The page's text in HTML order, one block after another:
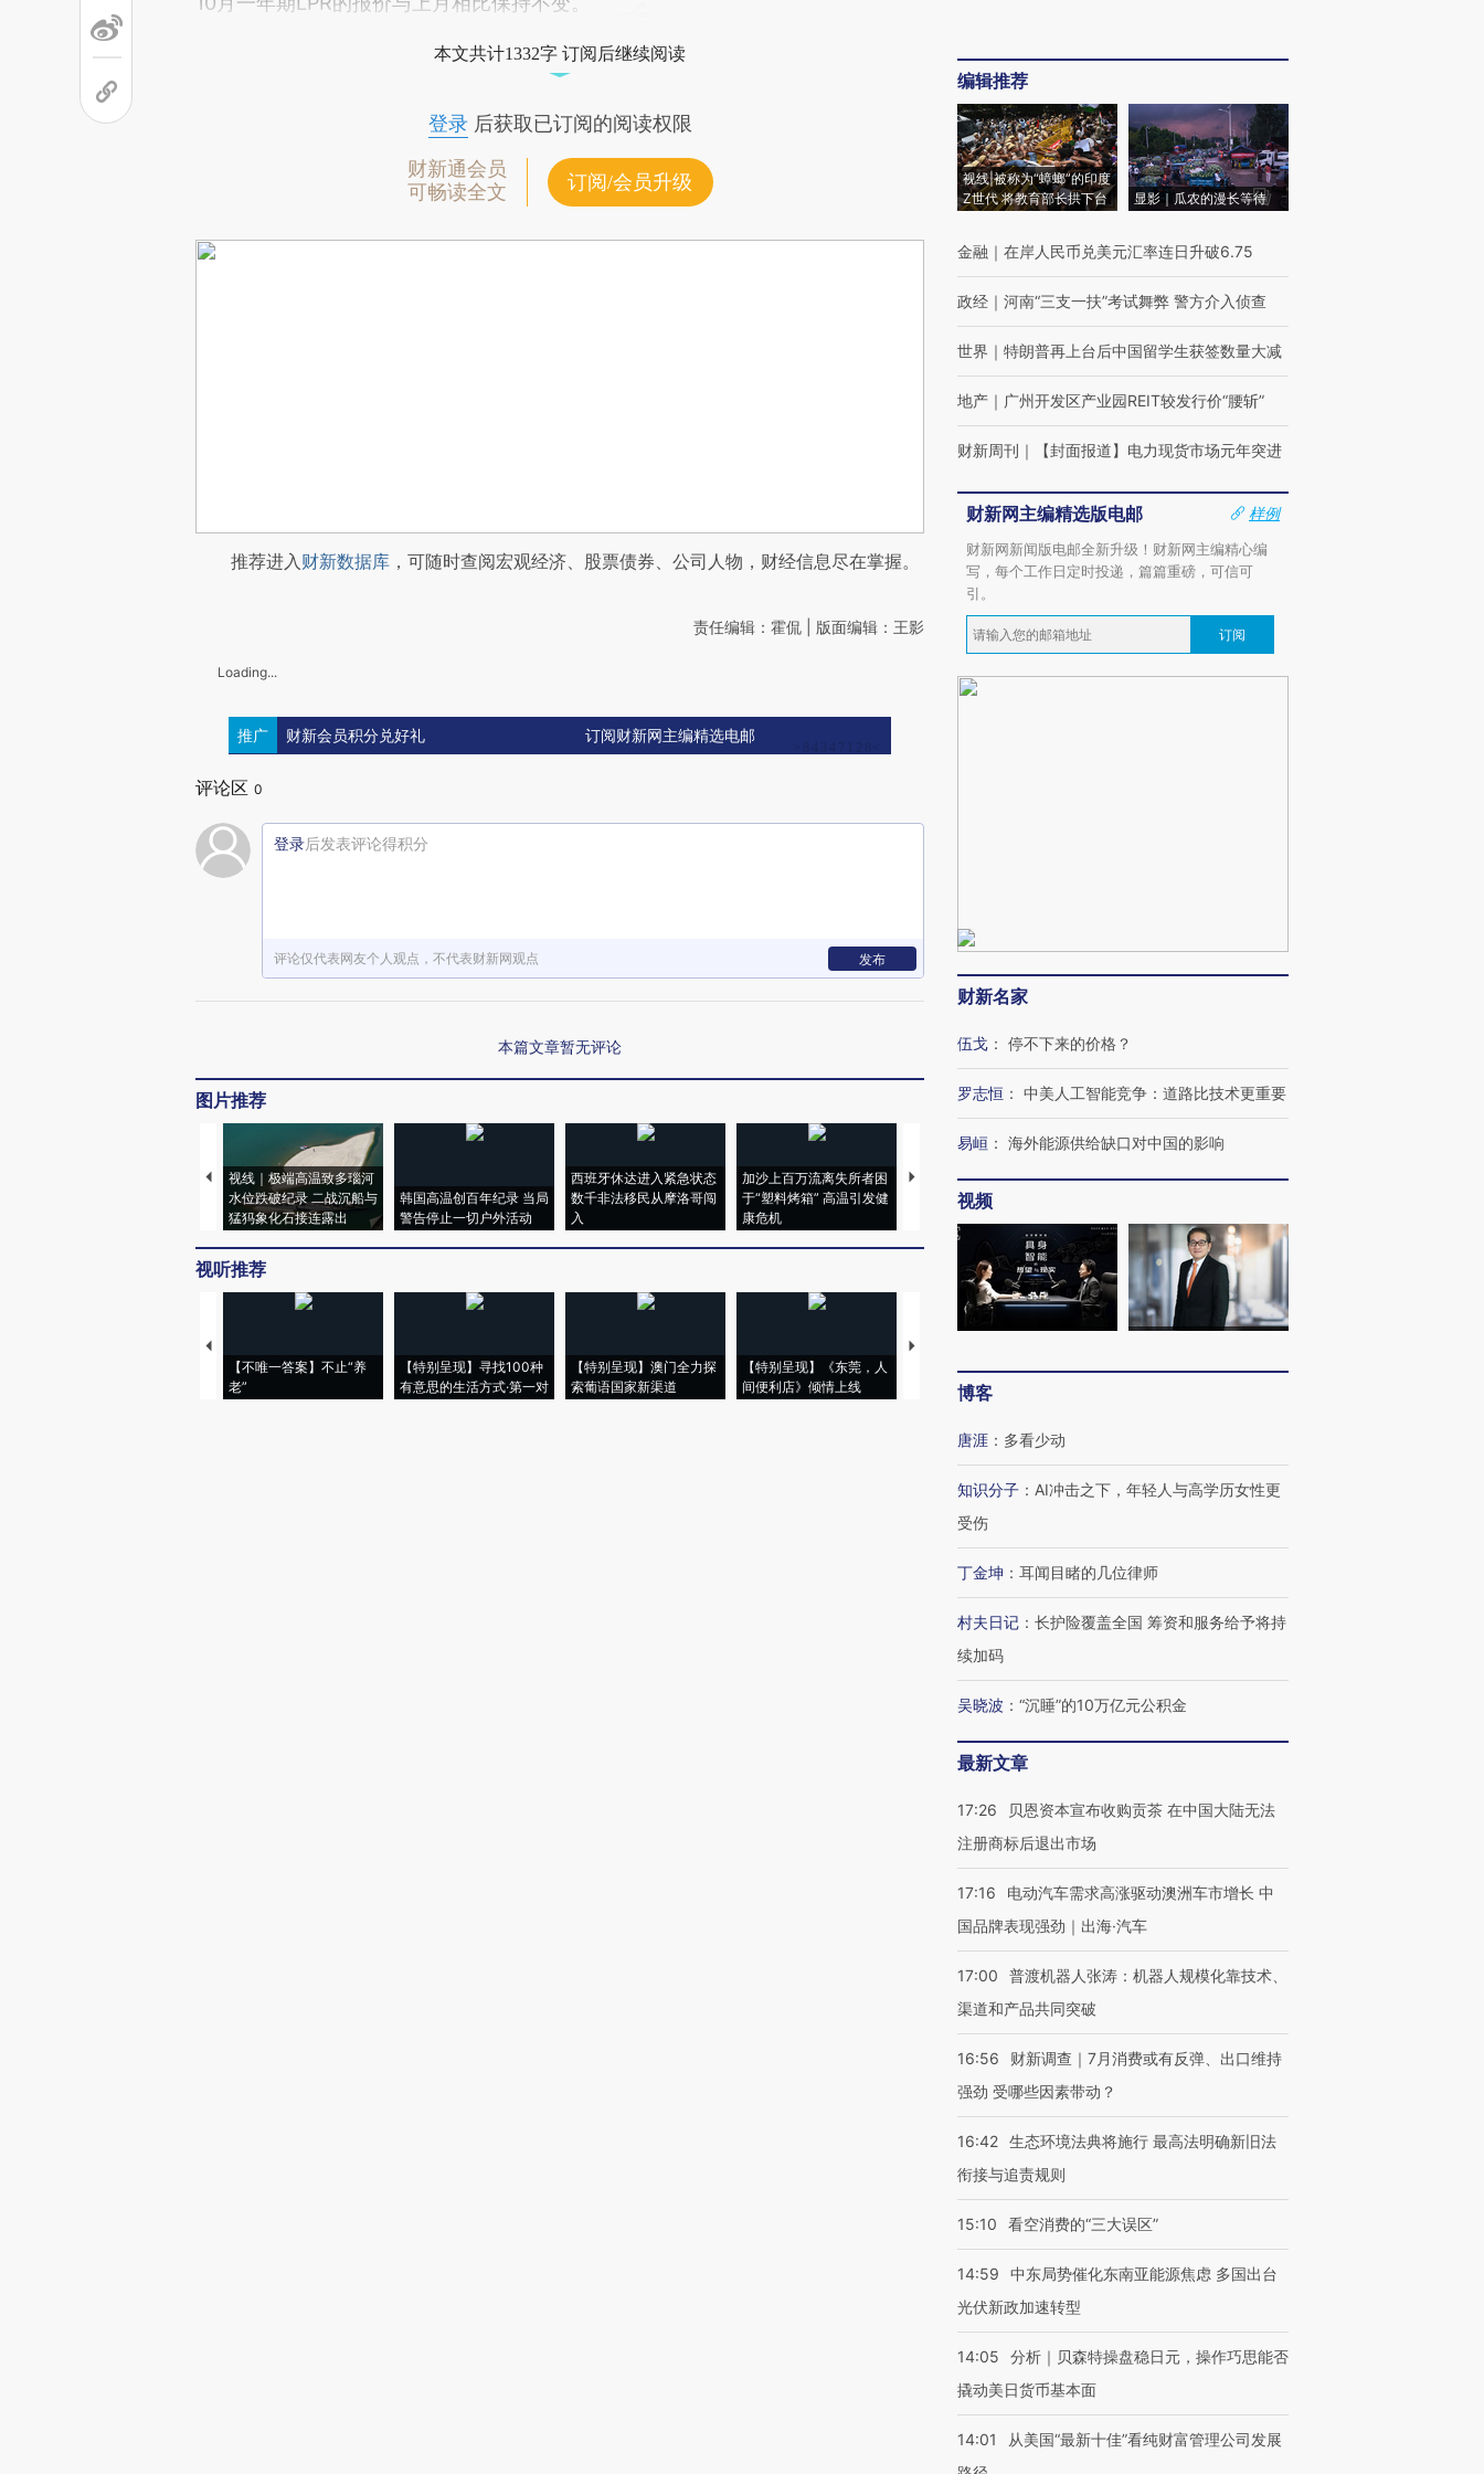
本文共计1332字 订阅后继续阅读
登录后获取已订阅的阅读权限
财新通会员
可畅读全文
订阅/会员升级
推荐进入财新数据库 ，可随时查阅宏观经济、股票债券、公司人物，财经信息尽在掌握。
责任编辑：霍侃 | 版面编辑：王影
Loading...
推广 财新会员积分兑好礼 订阅财新网主编精选电邮
评论区 0
登录后发表评论得积分
评论仅代表网友个人观点，不代表财新网观点 发布
本篇文章暂无评论
图片推荐
视线｜极端高温致多瑙河
水位跌破纪录 二战沉船与
猛犸象化石接连露出
韩国高温创百年纪录 当局
警告停止一切户外活动
西班牙休达进入紧急状态
数千非法移民从摩洛哥闯
入
加沙上百万流离失所者困
于“塑料烤箱” 高温引发健
康危机
马航飞行员跨国走私7万
粒摇头丸 尿检体内含3种
视线｜HYROX的吸金
视听推荐
【不唯一答案】不止“养
老”
【特别呈现】寻找100种
有意思的生活方式·第一对
【特别呈现】澳门全力探
索葡语国家新渠道
【特别呈现】《东莞，人
间便利店》倾情上线
【推广】走进第四届链博
会，让数智科技“链”接产
【特别呈现】寻找100种
CFO：不靠规模取胜，华
编辑推荐
视线|被称为“蟑螂”的印度
Z世代 将教育部长拱下台
显影｜瓜农的漫长等待
金融 ｜ 在岸人民币兑美元汇率连日升破6.75
政经 ｜ 河南“三支一扶”考试舞弊 警方介入侦查
世界 ｜ 特朗普再上台后中国留学生获签数量大减
地产 ｜ 广州开发区产业园REIT较发行价“腰斩”
财新周刊 ｜ 【封面报道】电力现货市场元年突进
财新网主编精选版电邮
样例
财新网新闻版电邮全新升级！财新网主编精心编
写，每个工作日定时投递，篇篇重磅，可信可
引。
订阅
财新名家
伍戈 ： 停不下来的价格？
罗志恒 ： 中美人工智能竞争：道路比技术更重要
易峘 ： 海外能源供给缺口对中国的影响
视频
博客
唐涯 ： 多看少动
知识分子 ： AI冲击之下，年轻人与高学历女性更
受伤
丁金坤 ： 耳闻目睹的几位律师
村夫日记 ： 长护险覆盖全国 筹资和服务给予将持
续加码
吴晓波 ： “沉睡”的10万亿元公积金
最新文章
17:26
贝恩资本宣布收购贡茶 在中国大陆无法
注册商标后退出市场
17:16
电动汽车需求高涨驱动澳洲车市增长 中
国品牌表现强劲｜出海·汽车
17:00
普渡机器人张涛：机器人规模化靠技术、
渠道和产品共同突破
16:56
财新调查｜7月消费或有反弹、出口维持
强劲 受哪些因素带动？
16:42 生态环境法典将施行 最高法明确新旧法
衔接与追责规则
15:10 看空消费的“三大误区”
14:59
中东局势催化东南亚能源焦虑 多国出台
光伏新政加速转型
14:05
分析｜贝森特操盘稳日元，操作巧思能否
撬动美日货币基本面
14:01
从美国“最新十佳”看纯财富管理公司发展